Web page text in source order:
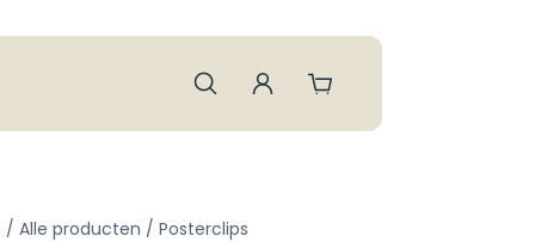
/ Alle producten / Posterclips